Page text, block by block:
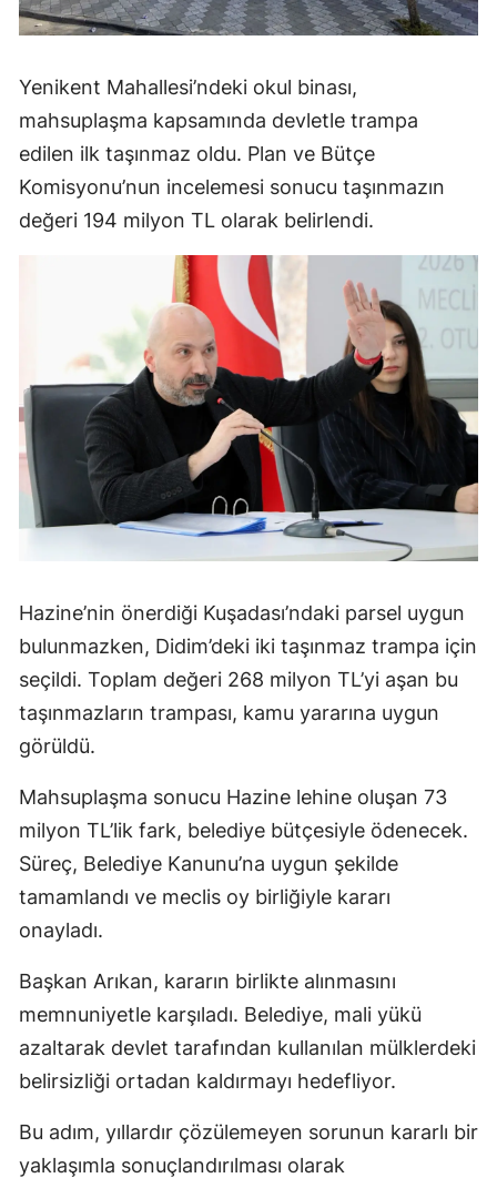
Yenikent Mahallesi’ndeki okul binası,
mahsuplaşma kapsamında devletle trampa
edilen ilk taşınmaz oldu. Plan ve Bütçe
Komisyonu’nun incelemesi sonucu taşınmazın
değeri 194 milyon TL olarak belirlendi.
Hazine’nin önerdiği Kuşadası’ndaki parsel uygun
bulunmazken, Didim’deki iki taşınmaz trampa için
seçildi. Toplam değeri 268 milyon TL’yi aşan bu
taşınmazların trampası, kamu yararına uygun
görüldü.
Mahsuplaşma sonucu Hazine lehine oluşan 73
milyon TL’lik fark, belediye bütçesiyle ödenecek.
Süreç, Belediye Kanunu’na uygun şekilde
tamamlandı ve meclis oy birliğiyle kararı
onayladı.
Başkan Arıkan, kararın birlikte alınmasını
memnuniyetle karşıladı. Belediye, mali yükü
azaltarak devlet tarafından kullanılan mülklerdeki
belirsizliği ortadan kaldırmayı hedefliyor.
Bu adım, yıllardır çözülemeyen sorunun kararlı bir
yaklaşımla sonuçlandırılması olarak